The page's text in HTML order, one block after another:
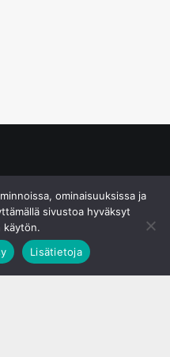
ominaisuuksissa ja
sivustoa hyväksyt
käytön.
Lisätietoja